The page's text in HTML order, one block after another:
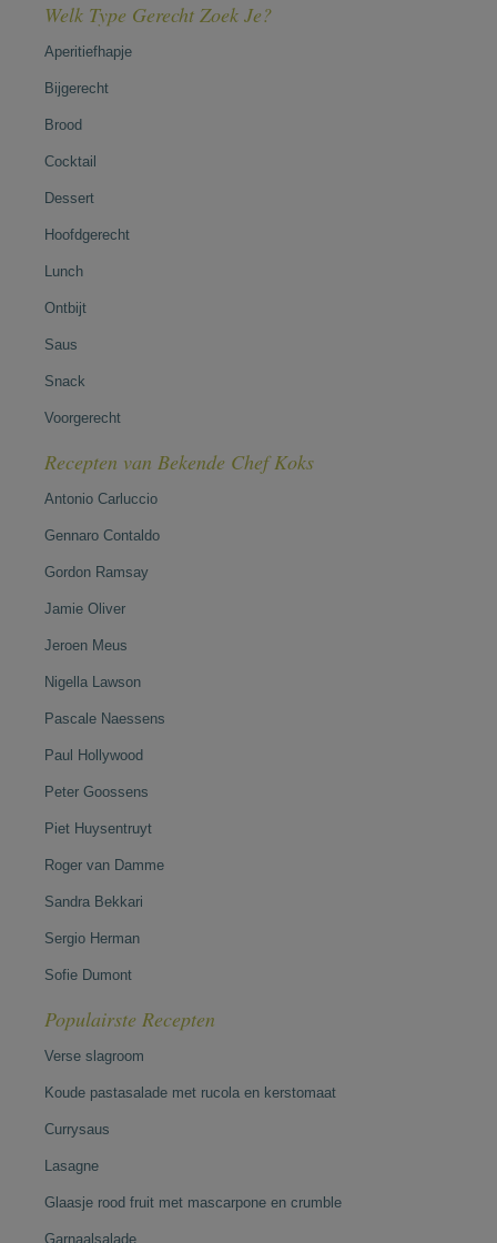
Welk Type Gerecht Zoek Je?
Aperitiefhapje
Bijgerecht
Brood
Cocktail
Dessert
Hoofdgerecht
Lunch
Ontbijt
Saus
Snack
Voorgerecht
Recepten van Bekende Chef Koks
Antonio Carluccio
Gennaro Contaldo
Gordon Ramsay
Jamie Oliver
Jeroen Meus
Nigella Lawson
Pascale Naessens
Paul Hollywood
Peter Goossens
Piet Huysentruyt
Roger van Damme
Sandra Bekkari
Sergio Herman
Sofie Dumont
Populairste Recepten
Verse slagroom
Koude pastasalade met rucola en kerstomaat
Currysaus
Lasagne
Glaasje rood fruit met mascarpone en crumble
Garnaalsalade